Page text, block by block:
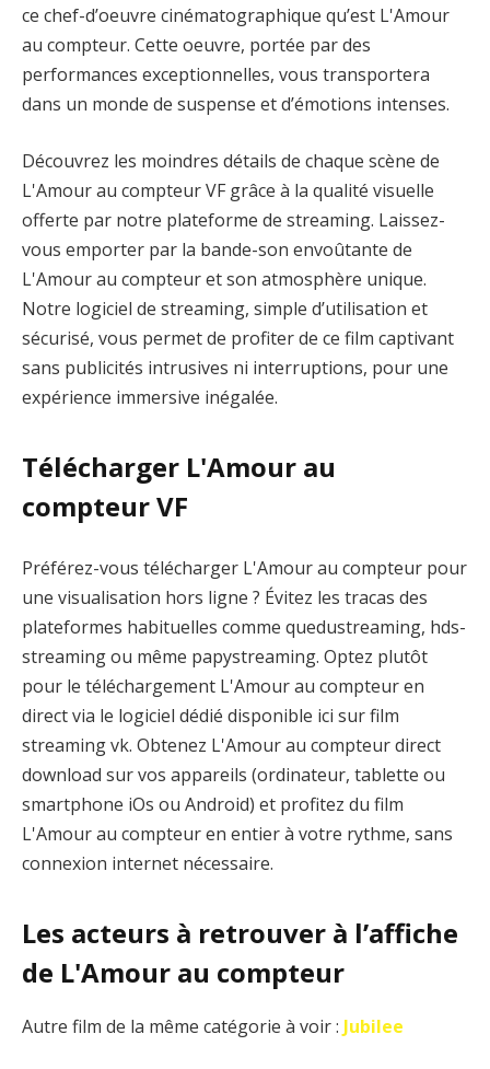
ce chef-d’oeuvre cinématographique qu’est L'Amour
au compteur. Cette oeuvre, portée par des
performances exceptionnelles, vous transportera
dans un monde de suspense et d’émotions intenses.
Découvrez les moindres détails de chaque scène de
L'Amour au compteur VF grâce à la qualité visuelle
offerte par notre plateforme de streaming. Laissez-
vous emporter par la bande-son envoûtante de
L'Amour au compteur et son atmosphère unique.
Notre logiciel de streaming, simple d’utilisation et
sécurisé, vous permet de profiter de ce film captivant
sans publicités intrusives ni interruptions, pour une
expérience immersive inégalée.
Télécharger L'Amour au
compteur VF
Préférez-vous télécharger L'Amour au compteur pour
une visualisation hors ligne ? Évitez les tracas des
plateformes habituelles comme quedustreaming, hds-
streaming ou même papystreaming. Optez plutôt
pour le téléchargement L'Amour au compteur en
direct via le logiciel dédié disponible ici sur film
streaming vk. Obtenez L'Amour au compteur direct
download sur vos appareils (ordinateur, tablette ou
smartphone iOs ou Android) et profitez du film
L'Amour au compteur en entier à votre rythme, sans
connexion internet nécessaire.
Les acteurs à retrouver à l’affiche
de L'Amour au compteur
Autre film de la même catégorie à voir : Jubilee